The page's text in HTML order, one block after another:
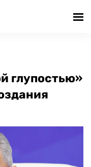
глупостью»